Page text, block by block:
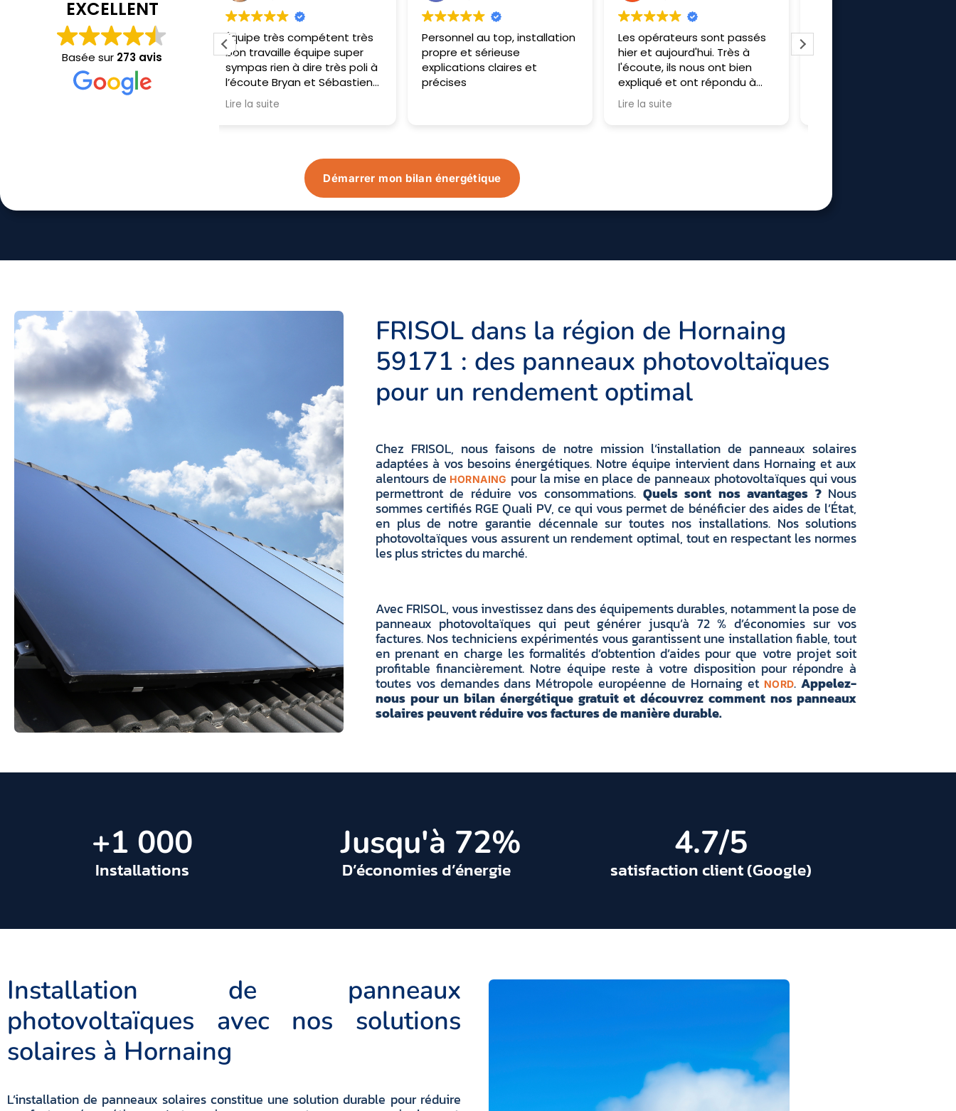
EXCELLENT
Basée sur 273 avis
Équipe très compétent très
bon travaille équipe super
sympas rien à dire très poli à
l’écoute Bryan et Sébastien
on fait un très bon travaille je
Personnel au top, installation
propre et sérieuse
explications claires et
précises
Les opérateurs sont passés
hier et aujourd'hui. Très à
l'écoute, ils nous ont bien
expliqué et ont répondu à
Entreprise au top du début à
la fin merci a Allan Bruno et
Thibaut pour l'installation
Démarrer mon bilan énergétique
FRISOL dans la région de Hornaing
59171 : des panneaux photovoltaïques
pour un rendement optimal
Chez FRISOL, nous faisons de notre mission l’installation de panneaux solaires
adaptées à vos besoins énergétiques. Notre équipe intervient dans Hornaing et aux
alentours de HORNAING pour la mise en place de panneaux photovoltaïques qui vous
permettront de réduire vos consommations. Quels sont nos avantages ?Nous
sommes certifiés RGE Quali PV, ce qui vous permet de bénéficier des aides de l’État,
en plus de notre garantie décennale sur toutes nos installations. Nos solutions
photovoltaïques vous assurent un rendement optimal, tout en respectant les normes
les plus strictes du marché.
Avec FRISOL, vous investissez dans des équipements durables, notamment la pose de
panneaux photovoltaïques qui peut générer jusqu’à 72 % d’économies sur vos
factures. Nos techniciens expérimentés vous garantissent une installation fiable, tout
en prenant en charge les formalités d’obtention d’aides pour que votre projet soit
profitable financièrement. Notre équipe reste à votre disposition pour répondre à
toutes vos demandes dans Métropole européenne de Hornaing et NORD.Appelez-
nous pour un bilan énergétique gratuit et découvrez comment nos panneaux
solaires peuvent réduire vos factures de manière durable.
Installations
+1 000
D’économies d’énergie
Jusqu'à 72%
satisfaction client (Google)
4.7/5
Installation de panneaux
photovoltaïques avec nos solutions
solaires à Hornaing
L’installation de panneaux solaires constitue une solution durable pour réduire